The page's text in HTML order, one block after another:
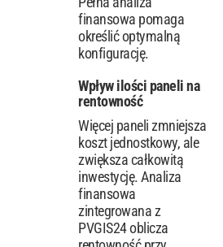
finansowa pomaga
określić optymalną
konfigurację.
Wpływ ilości paneli na
rentowność
Więcej paneli zmniejsza
koszt jednostkowy, ale
zwiększa całkowitą
inwestycję. Analiza
finansowa
zintegrowana z
PVGIS24 oblicza